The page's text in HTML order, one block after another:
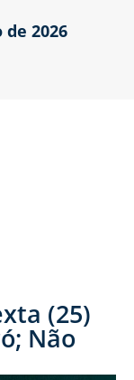
de 2026
(25)
Não